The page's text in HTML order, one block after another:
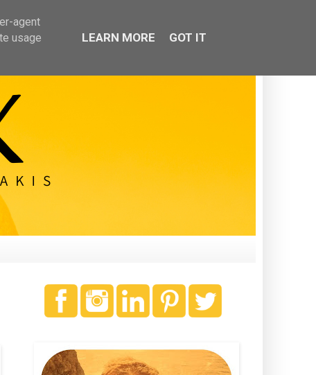
agent
usage
LEARN MORE GOT IT